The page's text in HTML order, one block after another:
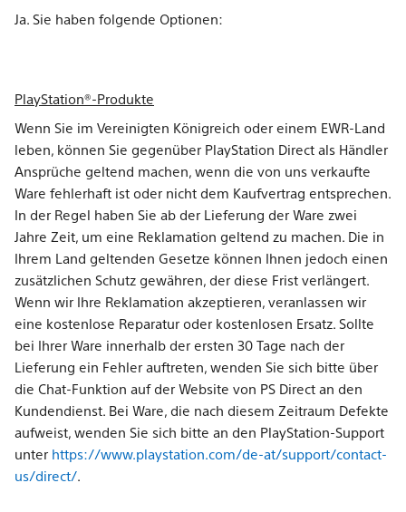
Ja. Sie haben folgende Optionen:
PlayStation®-Produkte
Wenn Sie im Vereinigten Königreich oder einem EWR-Land
leben, können Sie gegenüber PlayStation Direct als Händler
Ansprüche geltend machen, wenn die von uns verkaufte
Ware fehlerhaft ist oder nicht dem Kaufvertrag entsprechen.
In der Regel haben Sie ab der Lieferung der Ware zwei
Jahre Zeit, um eine Reklamation geltend zu machen. Die in
Ihrem Land geltenden Gesetze können Ihnen jedoch einen
zusätzlichen Schutz gewähren, der diese Frist verlängert.
Wenn wir Ihre Reklamation akzeptieren, veranlassen wir
eine kostenlose Reparatur oder kostenlosen Ersatz. Sollte
bei Ihrer Ware innerhalb der ersten 30 Tage nach der
Lieferung ein Fehler auftreten, wenden Sie sich bitte über
die Chat-Funktion auf der Website von PS Direct an den
Kundendienst. Bei Ware, die nach diesem Zeitraum Defekte
aufweist, wenden Sie sich bitte an den PlayStation-Support
unter https://www.playstation.com/de-at/support/contact-
us/direct/.